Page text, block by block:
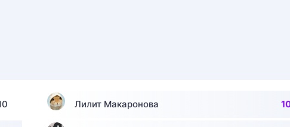
Лилит Макаронова